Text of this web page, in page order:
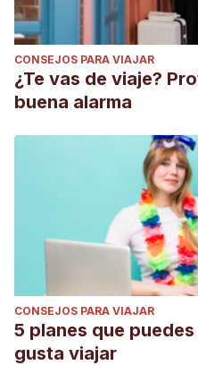
CONSEJOS PARA VIAJAR
¿Te vas de viaje?
buena alarma
CONSEJOS PARA VIAJAR
5 planes que
gusta viajar